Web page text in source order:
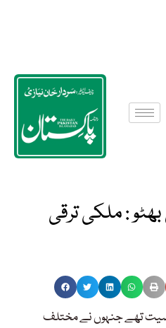
: ملکی ترقی
تھے جنہوں نے مختلف